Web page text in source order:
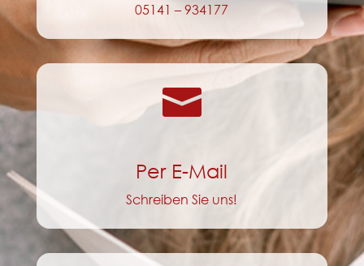
05141 – 934177

Per E-Mail
Schreiben Sie uns!